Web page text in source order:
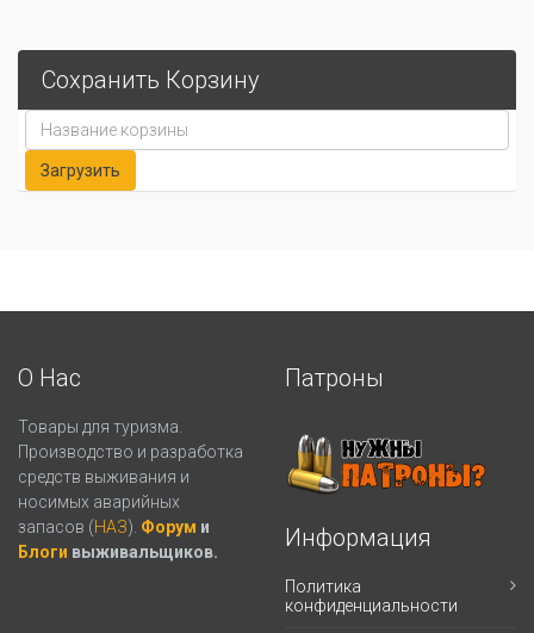
Сохранить Корзину
О Нас
Товары для туризма.
Производство и разработка
средств выживания и
носимых аварийных
запасов (НАЗ). Форум и
Блоги выживальщиков.
Патроны
Информация
Политика
конфиденциальности